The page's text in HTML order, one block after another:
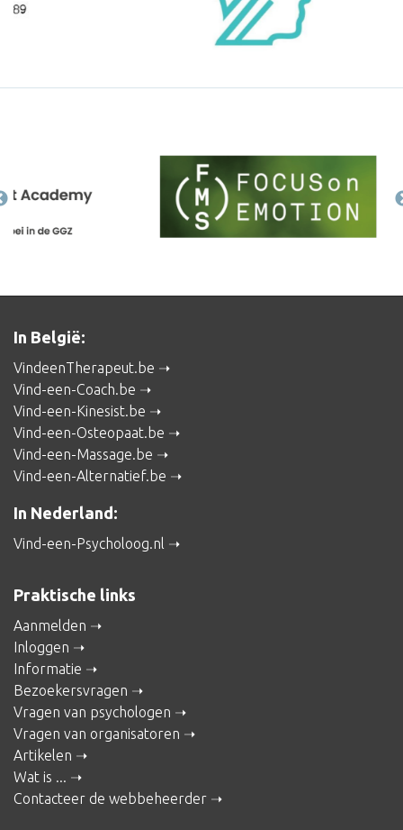
In België:
VindeenTherapeut.be
Vind-een-Coach.be
Vind-een-Kinesist.be
Vind-een-Osteopaat.be
Vind-een-Massage.be
Vind-een-Alternatief.be
In Nederland:
Vind-een-Psycholoog.nl
Praktische links
Aanmelden
Inloggen
Informatie
Bezoekersvragen
Vragen van psychologen
Vragen van organisatoren
Artikelen
Wat is ...
Contacteer de webbeheerder